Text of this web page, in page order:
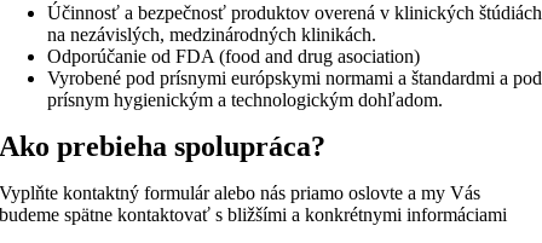
Účinnosť a bezpečnosť produktov overená v klinických štúdiách
na nezávislých, medzinárodných klinikách.
Odporúčanie od FDA (food and drug asociation)
Vyrobené pod prísnymi európskymi normami a štandardmi a pod
prísnym hygienickým a technologickým dohľadom.
Ako prebieha spolupráca?
Vyplňte kontaktný formulár alebo nás priamo oslovte a my Vás
budeme spätne kontaktovať s bližšími a konkrétnymi informáciami